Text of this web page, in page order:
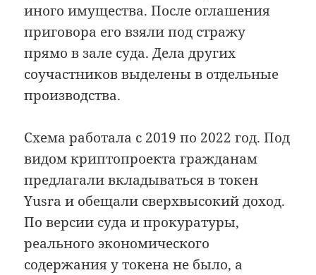
иного имущества. После оглашения
приговора его взяли под стражу
прямо в зале суда. Дела других
соучастников выделены в отдельные
производства.
Схема работала с 2019 по 2022 год. Под
видом криптопроекта гражданам
предлагали вкладываться в токен
Yusra и обещали сверхвысокий доход.
По версии суда и прокуратуры,
реального экономического
содержания у токена не было, а